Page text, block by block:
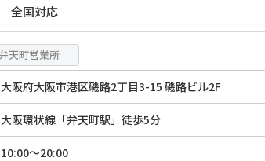
弁天町営業所
大阪府大阪市港区磯路2丁目3-15 磯路ビル2F
大阪環状線「弁天町駅」徒歩5分
10:00～20:00
全国対応